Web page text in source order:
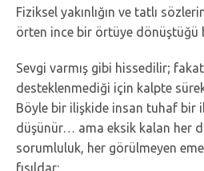
Fiziksel yakınlığın ve tatlı
örten ince bir örtüye dönüştüğü
Sevgi varmış gibi hissedilir;
desteklenmediği için kalpte
Böyle bir ilişkide insan tuhaf bir
düşünür… ama eksik kalan her
sorumluluk, her görülmeyen
fısıldar: